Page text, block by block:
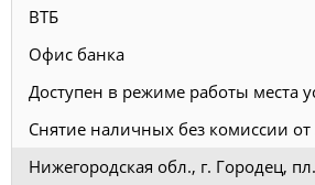
ВТБ
Офис банка
Доступен в режиме работы места
Снятие наличных без комиссии от
Нижегородская обл., г. Городец,